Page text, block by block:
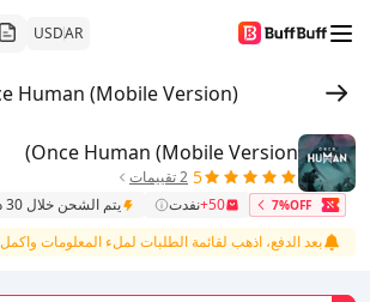
AR
USD
Human (Mobile Version)
Once Human (Mobile Version)
5 2 تقييمات
7%OFF
50+ نفدت يتم الشحن خلال 30 دقائق
بعد الدفع، اذهب لقائمة الطلبات لملء المعلومات واكمل